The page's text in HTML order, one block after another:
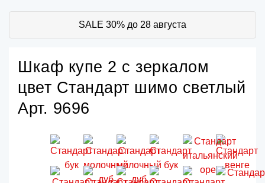
SALE 30% до 28 августа
Шкаф купе 2 с зеркалом
цвет Стандарт шимо светлый
Арт. 9696